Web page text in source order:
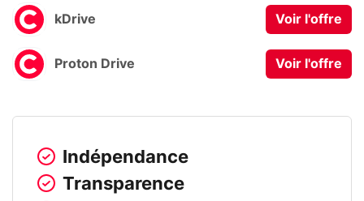
kDrive Voir l'offre
Proton Drive Voir l'offre
Indépendance
Transparence